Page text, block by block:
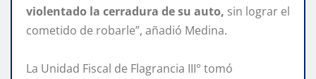
violentado la cerradura de su auto, sin lograr el
cometido de robarle”, añadió Medina.
La Unidad Fiscal de Flagrancia III° tomó